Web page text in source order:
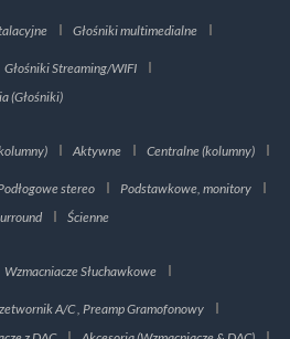
Głośniki multimedialne
Głośniki Streaming/WIFI
(Głośniki)
Aktywne Centralne (kolumny)
stereo
Podstawkowe, monitory
Ścienne
Wzmacniacze Słuchawkowe
A/C , Preamp Gramofonowy